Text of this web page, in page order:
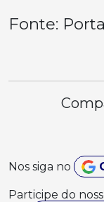
Fonte:
Nos siga no
Participe do